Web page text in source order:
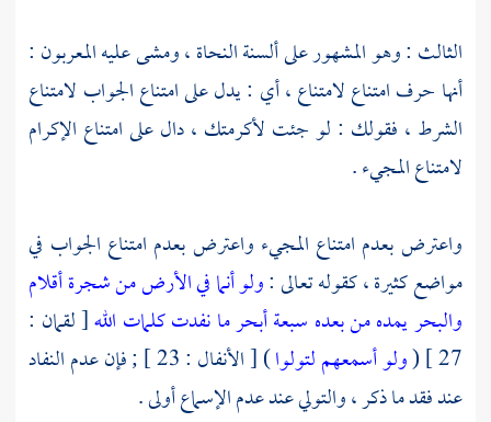
الثالث : وهو المشهور على ألسنة النحاة ، ومشى عليه المعربون :
أنها حرف امتناع لامتناع ، أي : يدل على امتناع الجواب لامتناع
الشرط ، فقولك : لو جئت لأكرمتك ، دال على امتناع الإكرام
لامتناع المجيء .
واعترض بعدم امتناع المجيء واعترض بعدم امتناع الجواب في
مواضع كثيرة ، كقوله تعالى :ولو أنما في الأرض من شجرة أقلام
والبحر يمده من بعده سبعة أبحر ما نفدت كلمات الله[ لقمان :
27 ] (
ولو أسمعهم لتولوا
) [ الأنفال : 23 ] ; فإن عدم النفاد
عند فقد ما ذكر ، والتولي عند عدم الإسماع أولى .